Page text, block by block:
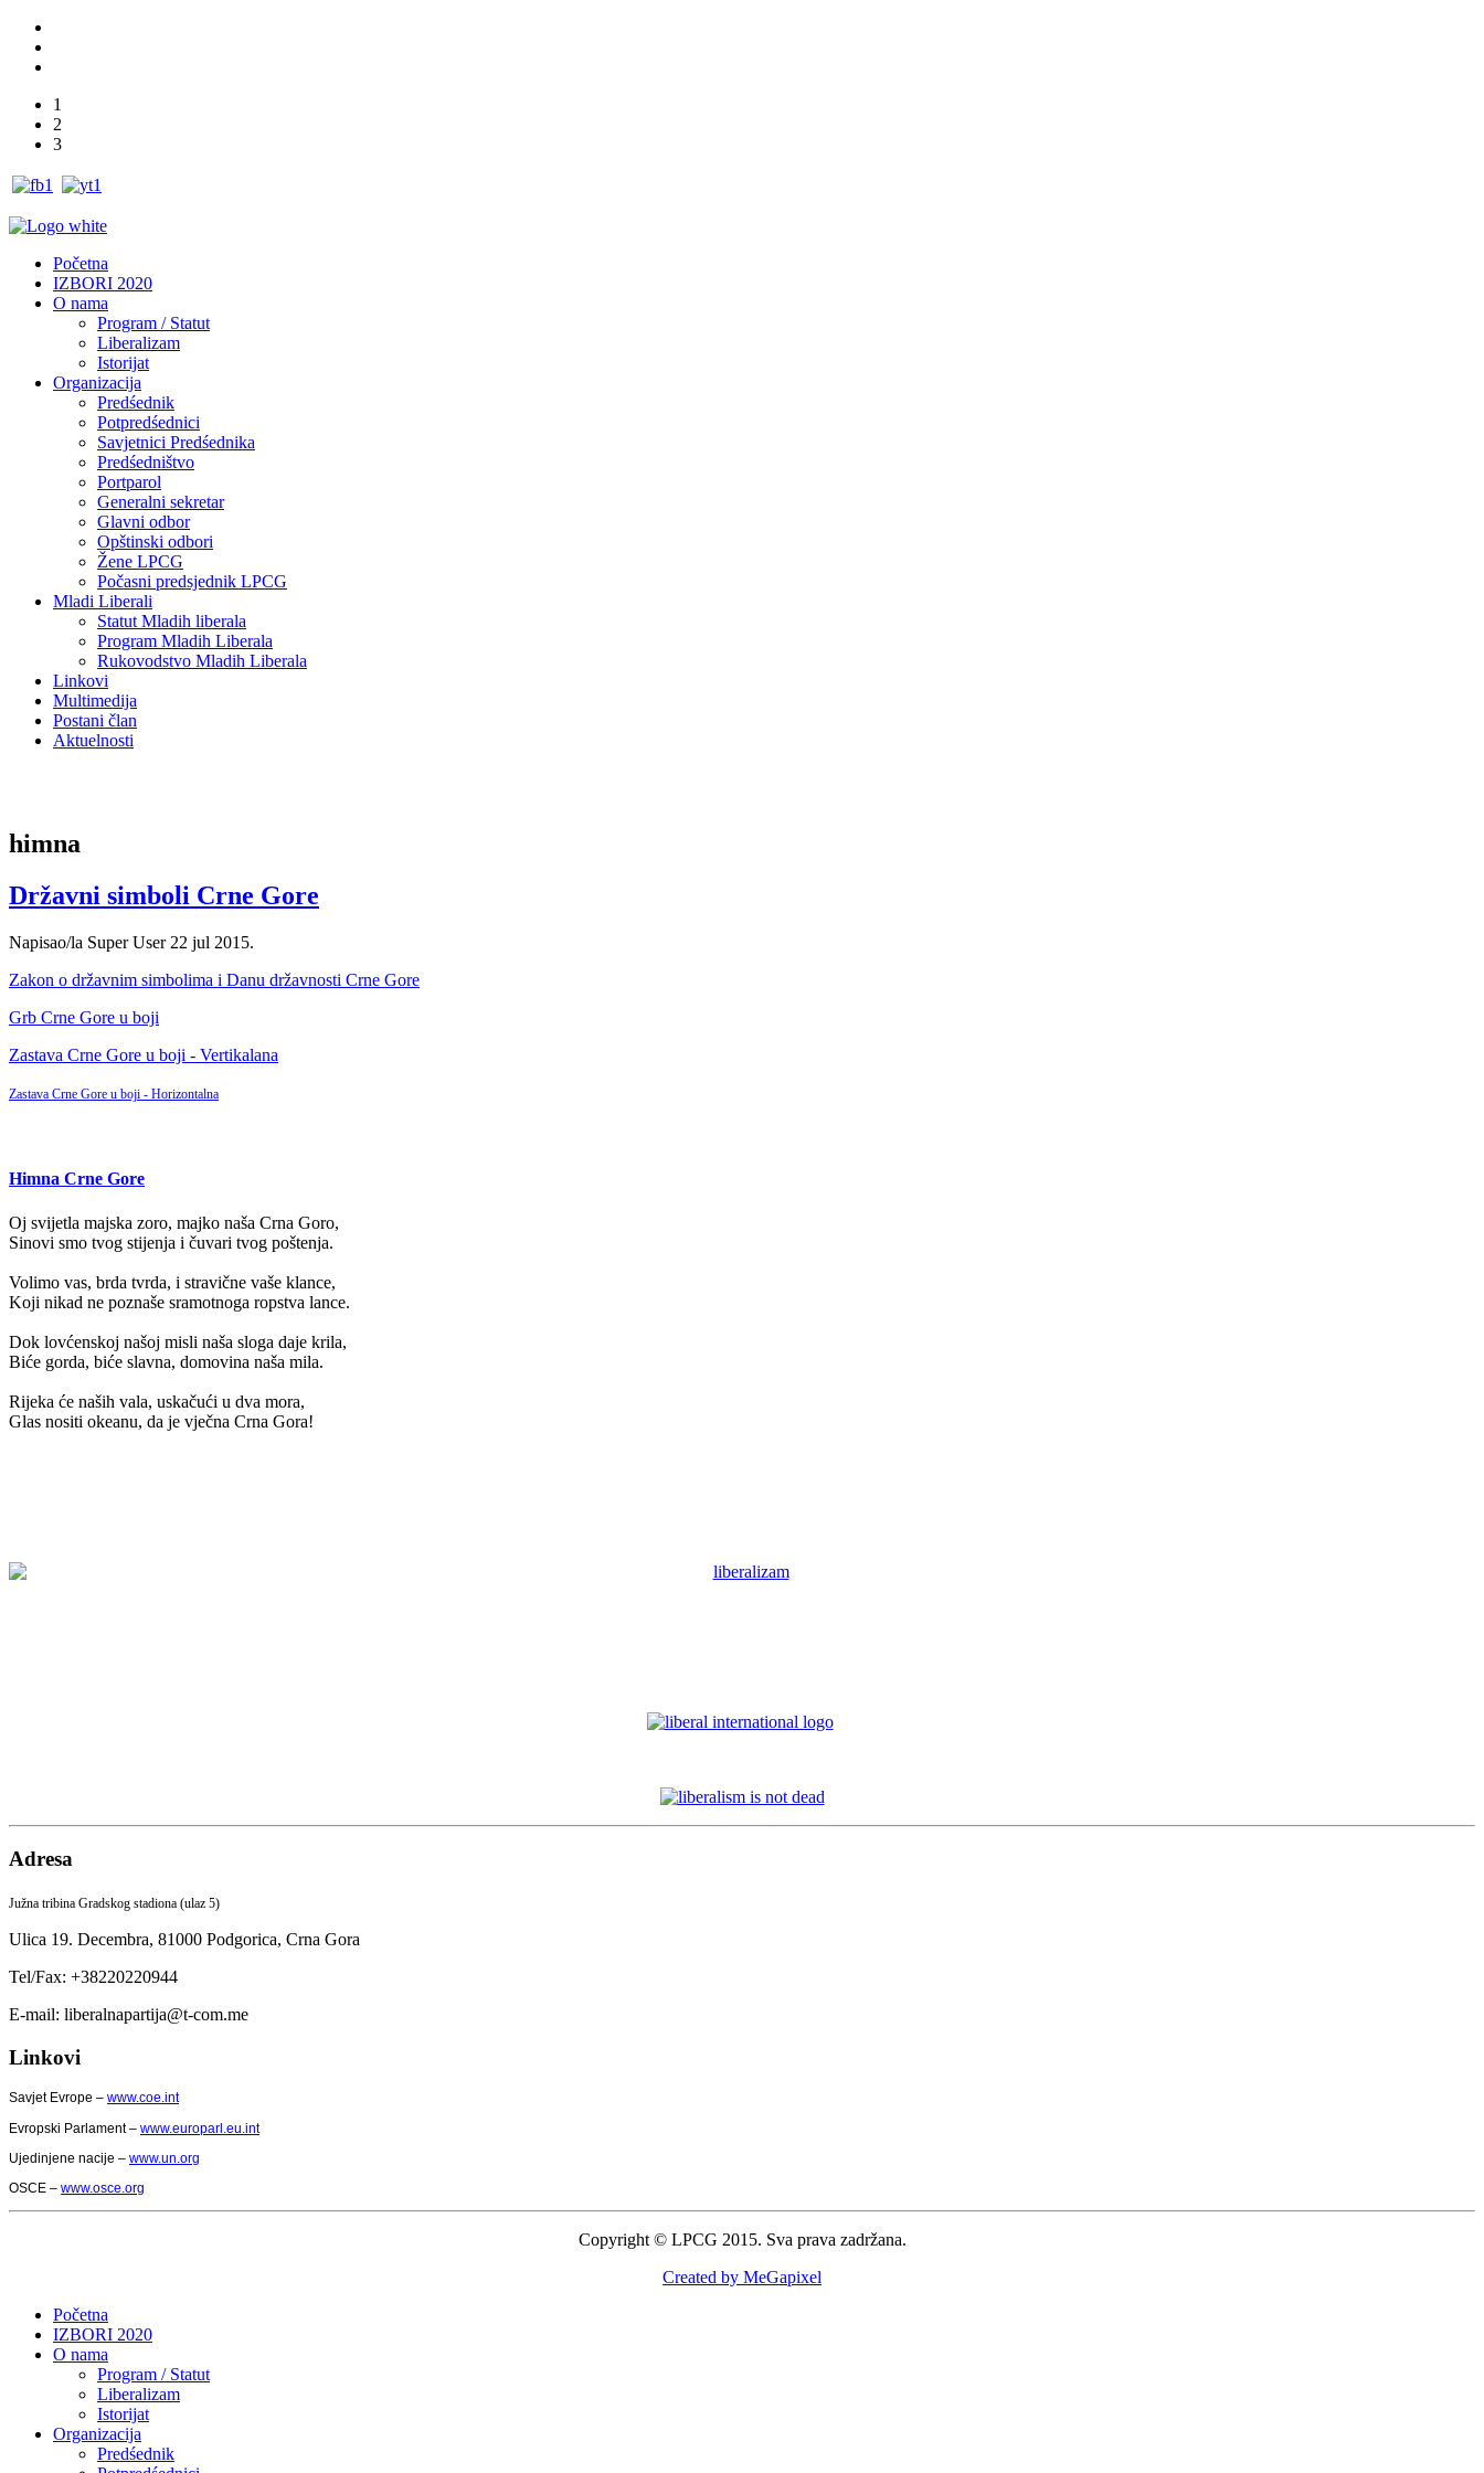
1
2
3
Početna
IZBORI 2020
O nama
Program / Statut
Liberalizam
Istorijat
Organizacija
Predśednik
Potpredśednici
Savjetnici Predśednika
Predśedništvo
Portparol
Generalni sekretar
Glavni odbor
Opštinski odbori
Žene LPCG
Počasni predsjednik LPCG
Mladi Liberali
Statut Mladih liberala
Program Mladih Liberala
Rukovodstvo Mladih Liberala
Linkovi
Multimedija
Postani član
Aktuelnosti
himna
Državni simboli Crne Gore
Napisao/la Super User 22 jul 2015.
Zakon o državnim simbolima i Danu državnosti Crne Gore
Grb Crne Gore u boji
Zastava Crne Gore u boji - Vertikalana
Zastava Crne Gore u boji - Horizontalna
Himna Crne Gore
Oj svijetla majska zoro, majko naša Crna Goro,
Sinovi smo tvog stijenja i čuvari tvog poštenja.
Volimo vas, brda tvrda, i stravične vaše klance,
Koji nikad ne poznaše sramotnoga ropstva lance.
Dok lovćenskoj našoj misli naša sloga daje krila,
Biće gorda, biće slavna, domovina naša mila.
Rijeka će naših vala, uskačući u dva mora,
Glas nositi okeanu, da je vječna Crna Gora!
Adresa
Južna tribina Gradskog stadiona (ulaz 5)
Ulica 19. Decembra, 81000 Podgorica, Crna Gora
Tel/Fax: +38220220944
E-mail: liberalnapartija@t-com.me
Linkovi
Savjet Evrope – www.coe.int
Evropski Parlament – www.europarl.eu.int
Ujedinjene nacije – www.un.org
OSCE – www.osce.org
Copyright © LPCG 2015. Sva prava zadržana.
Created by MeGapixel
Početna
IZBORI 2020
O nama
Program / Statut
Liberalizam
Istorijat
Organizacija
Predśednik